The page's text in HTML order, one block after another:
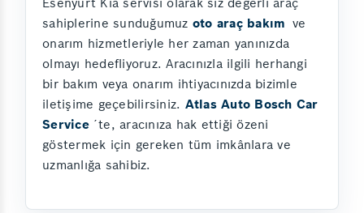
sahiplerine sunduğumuz oto araç bakım ve
onarım hizmetleriyle her zaman yanınızda
olmayı hedefliyoruz. Aracınızla ilgili herhangi
bir bakım veya onarım ihtiyacınızda bizimle
iletişime geçebilirsiniz. Atlas Auto Bosch Car
Service ´te, aracınıza hak ettiği özeni
göstermek için gereken tüm imkânlara ve
uzmanlığa sahibiz.